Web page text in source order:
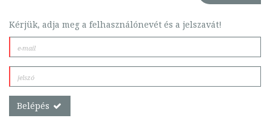
Kérjük, adja meg a felhasználónevét és a jelszavát!
Belépés